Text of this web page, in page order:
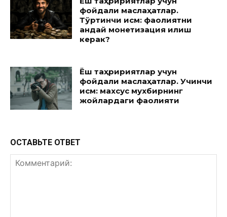
фойдали маслаҳатлар.
Тўртинчи қисм: фаолиятни
қандай монетизация қилиш
керак?
Ёш таҳририятлар учун
фойдали маслаҳатлар. Учинчи
қисм: махсус мухбирнинг
жойлардаги фаолияти
ОСТАВЬТЕ ОТВЕТ